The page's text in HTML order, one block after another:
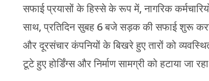
सफाई प्रयासों के हिस्से के रूप में, नागरिक
साथ, प्रतिदिन सुबह 6 बजे सड़क की सफाई शुरू करने
और दूरसंचार कंपनियों के बिखरे हुए तारों को
टूटे हुए होर्डिंग्स और निर्माण सामग्री को हटाया जा